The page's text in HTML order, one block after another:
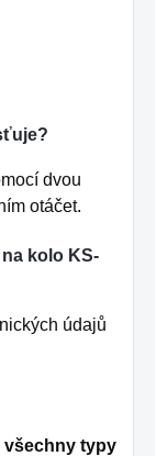
dvou
otáčet.
kolo KS-
údajů
všechny typy